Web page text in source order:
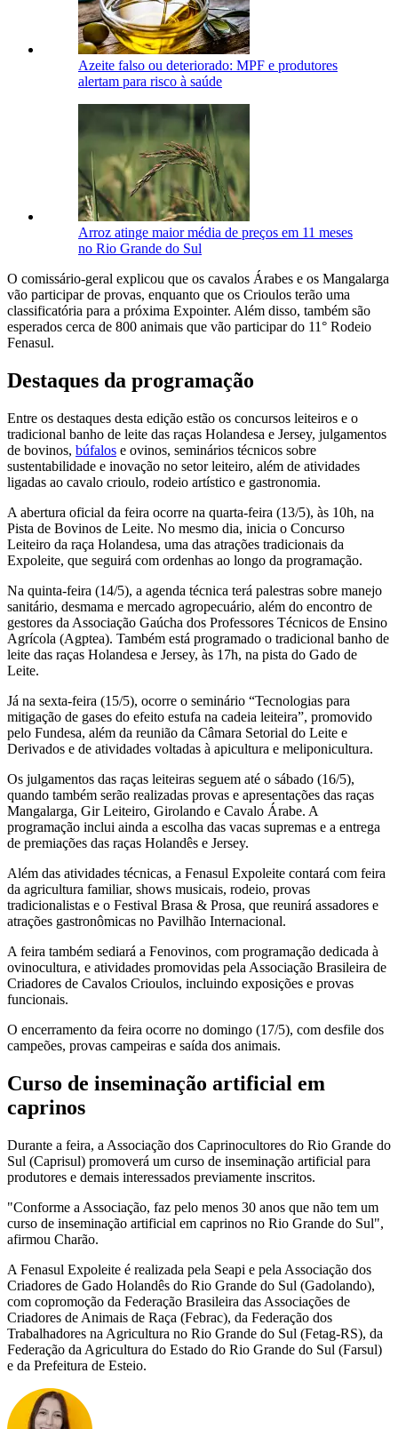
Azeite falso ou deteriorado: MPF e produtores
alertam para risco à saúde
Arroz atinge maior média de preços em 11 meses
no Rio Grande do Sul
O comissário-geral explicou que os cavalos Árabes e os Mangalarga
vão participar de provas, enquanto que os Crioulos terão uma
classificatória para a próxima Expointer. Além disso, também são
esperados cerca de 800 animais que vão participar do 11° Rodeio
Fenasul.
Destaques da programação
Entre os destaques desta edição estão os concursos leiteiros e o
tradicional banho de leite das raças Holandesa e Jersey, julgamentos
de bovinos, búfalos e ovinos, seminários técnicos sobre
sustentabilidade e inovação no setor leiteiro, além de atividades
ligadas ao cavalo crioulo, rodeio artístico e gastronomia.
A abertura oficial da feira ocorre na quarta-feira (13/5), às 10h, na
Pista de Bovinos de Leite. No mesmo dia, inicia o Concurso
Leiteiro da raça Holandesa, uma das atrações tradicionais da
Expoleite, que seguirá com ordenhas ao longo da programação.
Na quinta-feira (14/5), a agenda técnica terá palestras sobre manejo
sanitário, desmama e mercado agropecuário, além do encontro de
gestores da Associação Gaúcha dos Professores Técnicos de Ensino
Agrícola (Agptea). Também está programado o tradicional banho de
leite das raças Holandesa e Jersey, às 17h, na pista do Gado de
Leite.
Já na sexta-feira (15/5), ocorre o seminário “Tecnologias para
mitigação de gases do efeito estufa na cadeia leiteira”, promovido
pelo Fundesa, além da reunião da Câmara Setorial do Leite e
Derivados e de atividades voltadas à apicultura e meliponicultura.
Os julgamentos das raças leiteiras seguem até o sábado (16/5),
quando também serão realizadas provas e apresentações das raças
Mangalarga, Gir Leiteiro, Girolando e Cavalo Árabe. A
programação inclui ainda a escolha das vacas supremas e a entrega
de premiações das raças Holandês e Jersey.
Além das atividades técnicas, a Fenasul Expoleite contará com feira
da agricultura familiar, shows musicais, rodeio, provas
tradicionalistas e o Festival Brasa & Prosa, que reunirá assadores e
atrações gastronômicas no Pavilhão Internacional.
A feira também sediará a Fenovinos, com programação dedicada à
ovinocultura, e atividades promovidas pela Associação Brasileira de
Criadores de Cavalos Crioulos, incluindo exposições e provas
funcionais.
O encerramento da feira ocorre no domingo (17/5), com desfile dos
campeões, provas campeiras e saída dos animais.
Curso de inseminação artificial em
caprinos
Durante a feira, a Associação dos Caprinocultores do Rio Grande do
Sul (Caprisul) promoverá um curso de inseminação artificial para
produtores e demais interessados previamente inscritos.
"Conforme a Associação, faz pelo menos 30 anos que não tem um
curso de inseminação artificial em caprinos no Rio Grande do Sul",
afirmou Charão.
A Fenasul Expoleite é realizada pela Seapi e pela Associação dos
Criadores de Gado Holandês do Rio Grande do Sul (Gadolando),
com copromoção da Federação Brasileira das Associações de
Criadores de Animais de Raça (Febrac), da Federação dos
Trabalhadores na Agricultura no Rio Grande do Sul (Fetag-RS), da
Federação da Agricultura do Estado do Rio Grande do Sul (Farsul)
e da Prefeitura de Esteio.